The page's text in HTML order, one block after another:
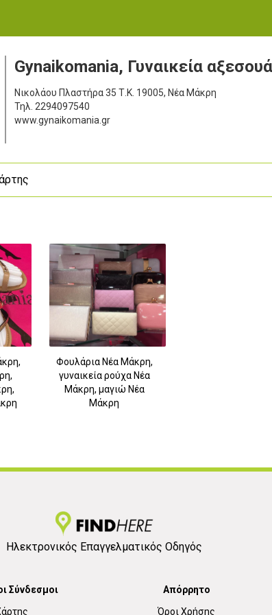
Gynaikomania, Γυναικεία
Νικολάου Πλαστήρα 35 Τ.Κ. 19005, Νέα Μάκρη
Τηλ. 2294097540
www.gynaikomania.gr
Φουλάρια Νέα Μάκρη,
γυναικεία ρούχα Νέα
Μάκρη, μαγιώ Νέα
Μάκρη
Ηλεκτρονικός Επαγγελματικός Οδηγός
Σύνδεσμοι
Απόρρητο
Όροι Χρήσης